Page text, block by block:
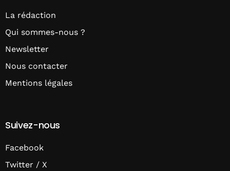
La rédaction
Qui sommes-nous ?
Newsletter
Nous contacter
Mentions légales
Suivez-nous
Facebook
Twitter / X